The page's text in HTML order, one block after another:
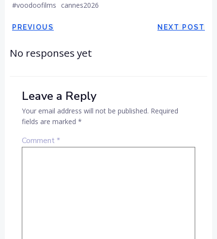
#voodoofilms
cannes2026
Post
navigation
PREVIOUS NEXT POST
No responses yet
Leave a Reply
Your email address will not be published. Required
fields are marked *
Comment *